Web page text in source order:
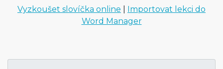
Vyzkoušet slovíčka online
Importovat lekci do
Word Manager